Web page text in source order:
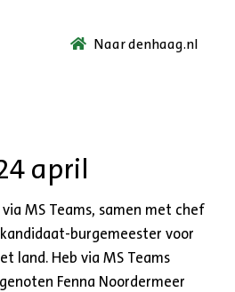
Naar denhaag.nl
april
MS Teams, samen met chef
burgemeester voor
land. Heb via MS Teams
Fenna Noordermeer